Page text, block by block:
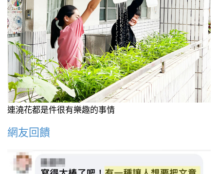
連澆花都是件很有樂趣的事情
網友回饋